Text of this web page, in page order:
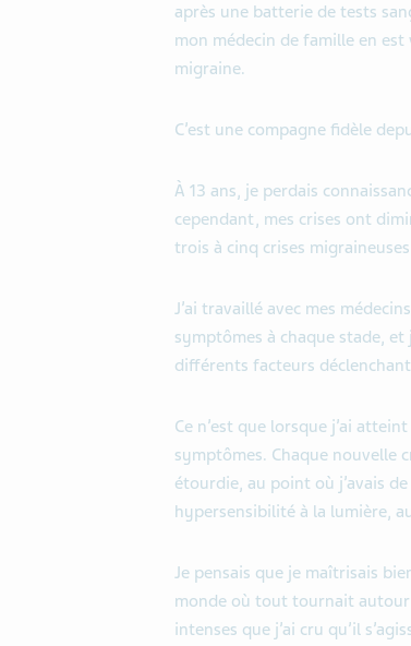
après une batterie de tests
mon médecin de famille en
migraine.
C’est une compagne fidèle
À 13 ans, je perdais
cependant, mes crises ont
trois à cinq crises
J’ai travaillé avec mes
symptômes à chaque stade,
différents facteurs
Ce n’est que lorsque j’ai
symptômes. Chaque nouvelle
étourdie, au point où j’avais
hypersensibilité à la lumière,
Je pensais que je maîtrisais
monde où tout tournait autour
intenses que j’ai cru qu’il